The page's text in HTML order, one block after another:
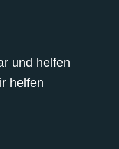
und helfen
helfen